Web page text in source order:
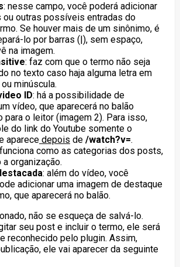
: nesse campo, você poderá adicionar
ou outras possíveis entradas do
Se houver mais de um sinônimo, é
lo por barras (|), sem espaço,
na imagem.
: faz com que o termo não seja
no texto caso haja alguma letra em
minúscula.
ID: há a possibilidade de
vídeo, que aparecerá no balão
para o leitor (imagem 2). Para isso,
do link do Youtube somente o
aparecedepois de /watch?v=.
como as categorias dos posts,
organização.
: além do vídeo, você
adicionar uma imagem de destaque
que aparecerá no balão.
não se esqueça de salvá-lo.
seu post e incluir o termo, ele será
reconhecido pelo plugin. Assim,
ele vai aparecer da seguinte